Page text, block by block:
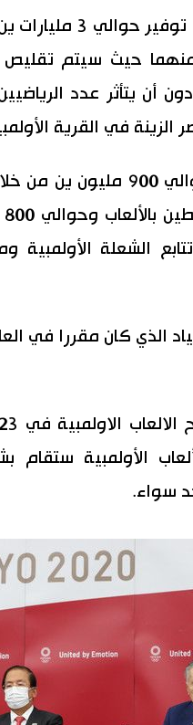
تتوقع اللجنة
أن يتأثر عدد
في القرية
سيتم تخفيض حوالي
الشعلة الأولمبية
الأولمبية
سواء.